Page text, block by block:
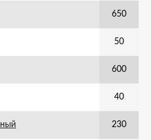
650
50
600
40
230